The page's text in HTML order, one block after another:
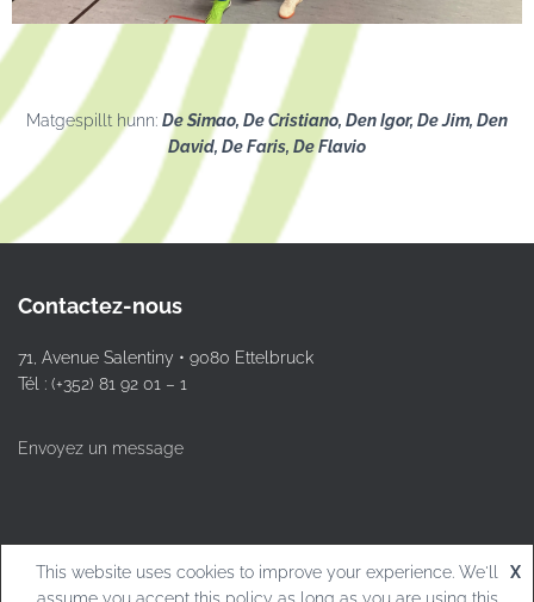
Matgespillt hunn: DeSimao, De Cristiano, Den Igor, De Jim, Den
David, De Faris, De Flavio
Contactez-nous
71, Avenue Salentiny • 9080 Ettelbruck
Tél : (+352) 81 92 01 – 1
Envoyez un message
© L.T.Ettelbruck
This website uses cookies to improve your experience. We'll
X